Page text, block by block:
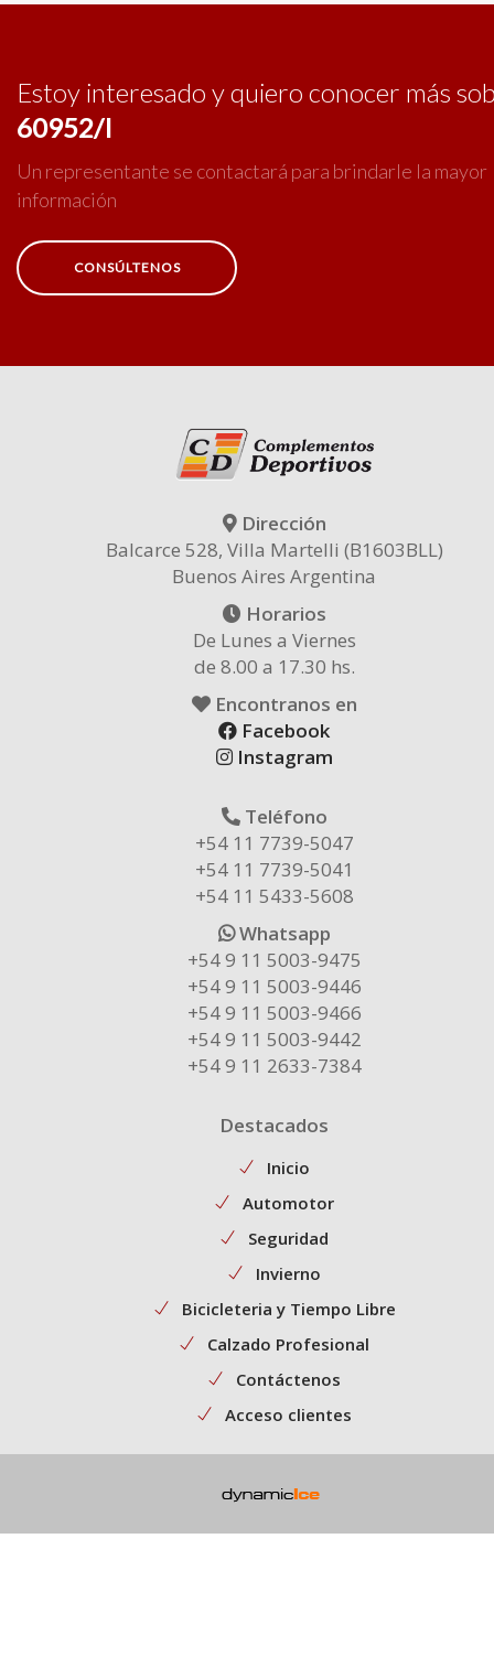
Estoy interesado y quiero conocer más
60952/I
Un representante se contactará para brindarle la mayor
información
CONSÚLTENOS
Dirección
Balcarce 528, Villa Martelli (B1603BLL)
Buenos Aires Argentina
Horarios
De Lunes a Viernes
de 8.00 a 17.30 hs.
Encontranos en
Facebook
Instagram
Teléfono
+54 11 7739-5047
+54 11 7739-5041
+54 11 5433-5608
Whatsapp
+54 9 11 5003-9475
+54 9 11 5003-9446
+54 9 11 5003-9466
+54 9 11 5003-9442
+54 9 11 2633-7384
Destacados
Inicio
Automotor
Seguridad
Invierno
Bicicleteria y Tiempo Libre
Calzado Profesional
Contáctenos
Acceso clientes